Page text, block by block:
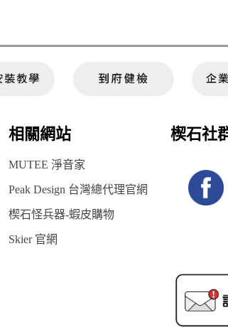
相關網站 楔石社
MUTEE 淨音家
Peak Design 台灣總代理官網
楔石怪兵器-蝦皮購物
Skier 官網